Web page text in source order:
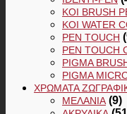
KOI BRUSH
KOI WATER
PEN TOUCH
PEN TOUCH
PIGMA
PIGMA
ΧΡΏΜΑΤΑ
ΜΕΛΆΝΙΑ (9)